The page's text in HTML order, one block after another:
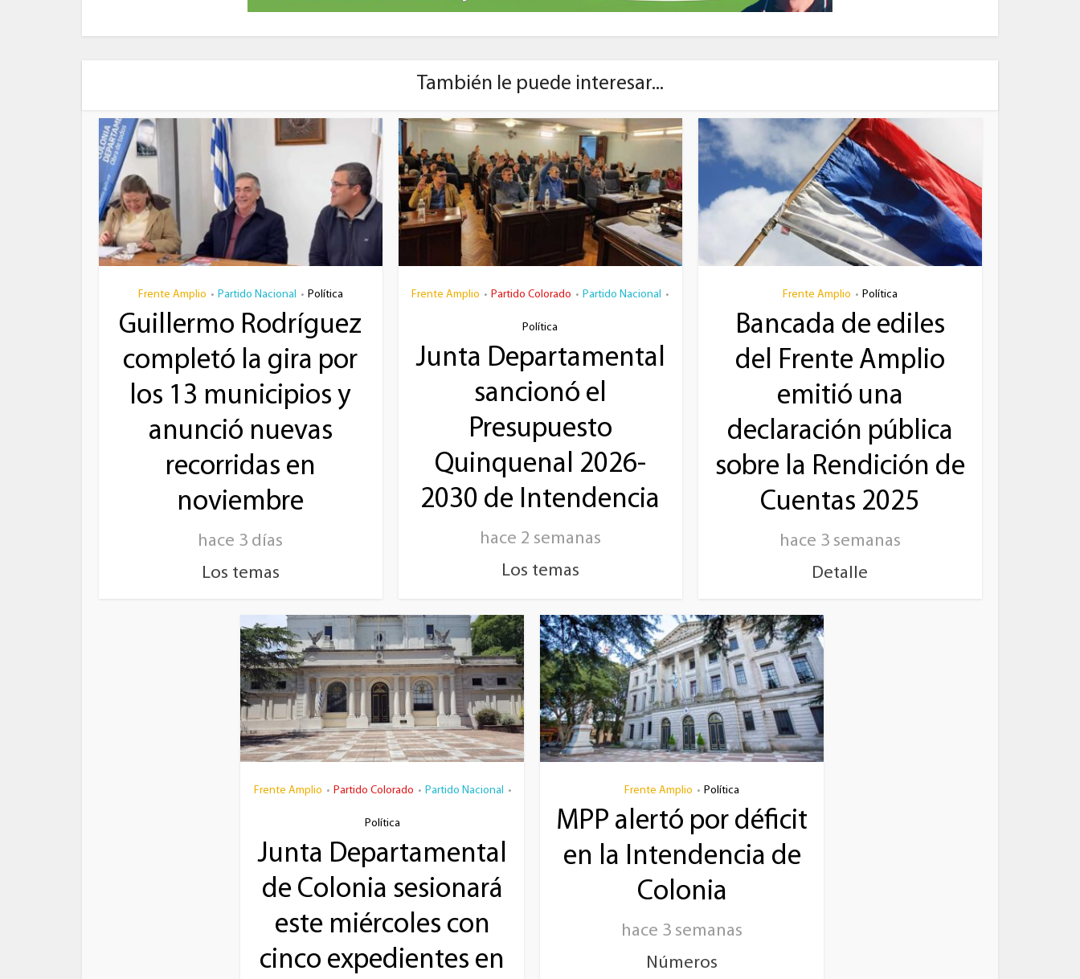
También le puede interesar...
Frente Amplio • Partido Nacional • Política
Guillermo Rodríguez
completó la gira por
los 13 municipios y
anunció nuevas
recorridas en
noviembre
hace 3 días
Los temas
Frente Amplio • Partido Colorado • Partido Nacional •
Política
Junta Departamental
sancionó el
Presupuesto
Quinquenal 2026-
2030 de Intendencia
hace 2 semanas
Los temas
Frente Amplio • Política
Bancada de ediles
del Frente Amplio
emitió una
declaración pública
sobre la Rendición de
Cuentas 2025
hace 3 semanas
Detalle
Frente Amplio • Partido Colorado • Partido Nacional •
Política
Junta Departamental
de Colonia sesionará
este miércoles con
cinco expedientes en
Frente Amplio • Política
MPP alertó por déficit
en la Intendencia de
Colonia
hace 3 semanas
Números